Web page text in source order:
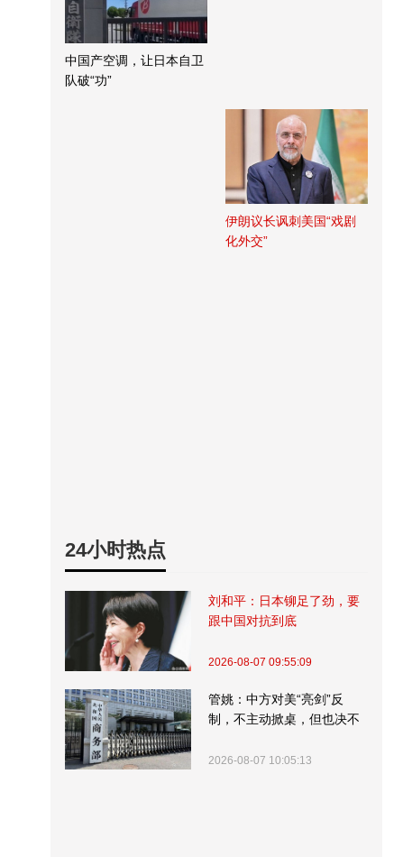
中国产空调，让日本自卫
队破“功”
伊朗议长讽刺美国“戏剧
化外交”
24小时热点
刘和平：日本铆足了劲，要
跟中国对抗到底
2026-08-07 09:55:09
管姚：中方对美“亮剑”反
制，不主动掀桌，但也决不
2026-08-07 10:05:13